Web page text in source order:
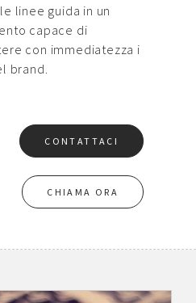
linee guida in un
capace di
con immediatezza i
brand.
CONTATTACI
CHIAMA ORA